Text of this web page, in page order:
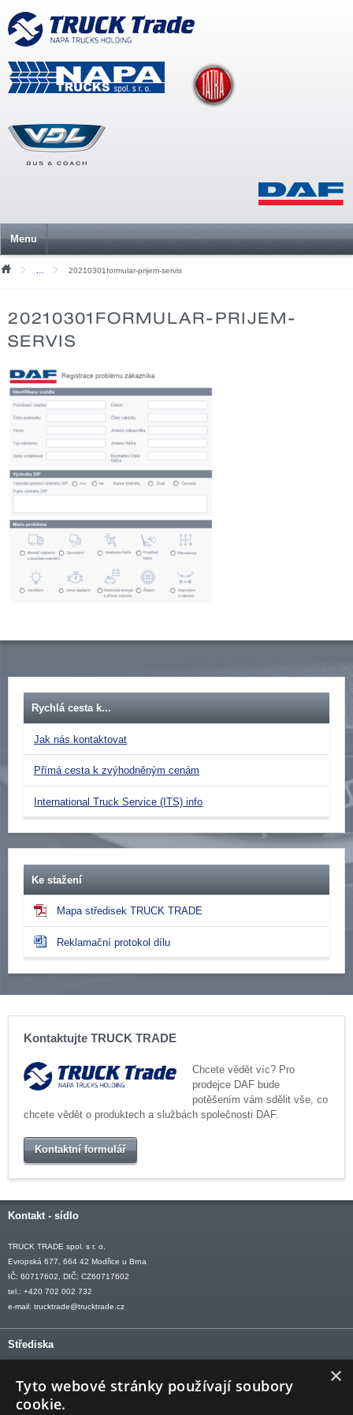
Menu
Mediální soubory
20210301formular-prijem-servis
20210301FORMULAR-PRIJEM-
SERVIS
Rychlá cesta k...
Jak nás kontaktovat
Přímá cesta k zvýhodněným cenám
International Truck Service (ITS) info
Ke stažení
Mapa středisek TRUCK TRADE
Reklamační protokol dílu
Kontaktujte TRUCK TRADE
Chcete vědět víc? Pro
prodejce DAF bude
potěšením vám sdělit vše, co
chcete vědět o produktech a službách společnosti DAF.
Kontaktní formulář
Kontakt - sídlo
TRUCK TRADE spol. s r. o.
Evropská 677, 664 42 Modřice u Brna
IČ: 60717602, DIČ: CZ60717602
tel.: +420 702 002 732
e-mail: trucktrade@trucktrade.cz
Střediska
OSTRAVA tel: +420 602 547 882
OTROKOVICE tel: +420 577 110 921-2
×
Tyto webové stránky používají soubory
cookie.